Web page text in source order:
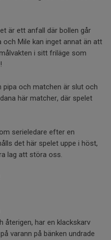
är ett anfall där bollen går
Mile kan inget annat än att
i sitt friläge som
pipa och matchen är slut och
här matcher, där spelet
serieledare efter en
det här spelet uppe i höst,
lag att störa oss.
återigen, har en klackskarv
varann på bänken undrade